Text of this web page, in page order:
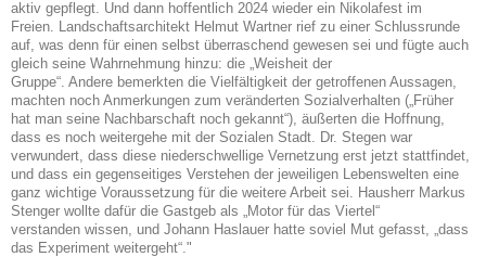
aktiv gepflegt. Und dann hoffentlich 2024 wieder ein Nikolafest im
Freien.
Landschaftsarchitekt Helmut Wartner rief zu einer Schlussrunde
auf, was denn für einen selbst überraschend gewesen sei und fügte auch
gleich seine Wahrnehmung hinzu: die „Weisheit der
Gruppe“. Andere bemerkten die Vielfältigkeit der getroffenen Aussagen,
machten noch Anmerkungen zum veränderten Sozialverhalten („Früher
hat man seine Nachbarschaft noch gekannt“), äußerten die Hoffnung,
dass es noch weitergehe mit der Sozialen Stadt. Dr. Stegen war
verwundert, dass diese niederschwellige Vernetzung erst jetzt stattfindet,
und dass ein gegenseitiges Verstehen der jeweiligen Lebenswelten eine
ganz wichtige Voraussetzung für die weitere Arbeit sei. Hausherr Markus
Stenger wollte dafür die Gastgeb als „Motor für das Viertel“
verstanden wissen, und Johann Haslauer hatte soviel Mut gefasst, „dass
das Experiment weitergeht“."